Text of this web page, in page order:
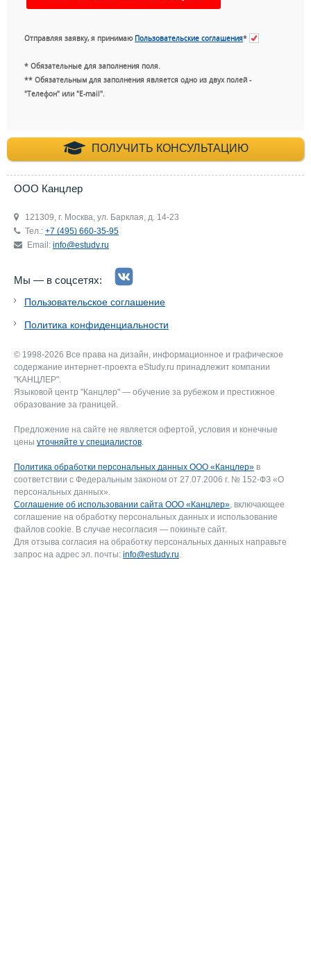
Отправляя заявку, я принимаю Пользовательские соглашения*
* Обязательные для заполнения поля.
** Обязательным для заполнения является одно из двух полей -
"Телефон" или "E-mail".
ПОЛУЧИТЬ КОНСУЛЬТАЦИЮ
+7 (495) 660-35-
ООО Канцлер
121309, г. Москва, ул. Барклая, д. 14-23
Тел.: +7 (495) 660-35-95
Email: info@estudy.ru
Мы — в соцсетях:
Пользовательское соглашение
Политика конфиденциальности
© 1998-2026 Все права на дизайн, информационное и графическое
содержание интернет-проекта eStudy.ru принадлежит компании
"КАНЦЛЕР".
Языковой центр "Канцлер" — обучение за рубежом и престижное
образование за границей.
Предложение на сайте не является офертой, условия и конечные
цены уточняйте у специалистов.
Политика обработки персональных данных ООО «Канцлер» в
соответствии с Федеральным законом от 27.07.2006 г. № 152-ФЗ «О
персональных данных».
Соглашение об использовании сайта ООО «Канцлер», включающее
соглашение на обработку персональных данных и использование
файлов cookie. В случае несогласия — покиньте сайт.
Для отзыва согласия на обработку персональных данных направьте
запрос на адрес эл. почты: info@estudy.ru.